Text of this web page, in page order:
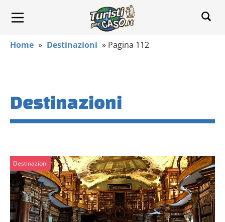
Home » Destinazioni » Pagina 112
Destinazioni
Destinazioni